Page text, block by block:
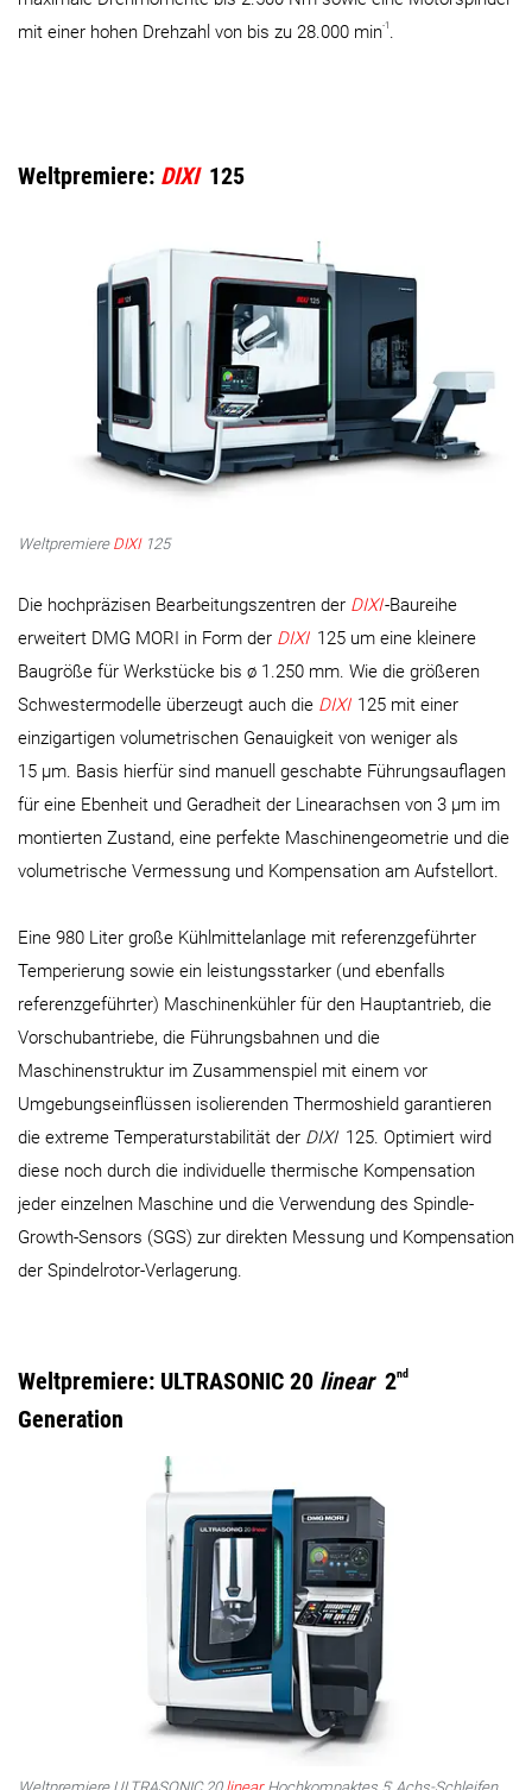
mit einer hohen Drehzahl von bis zu 28.000 min-1 .
Weltpremiere: DIXI 125
Weltpremiere DIXI 125
Die hochpräzisen Bearbeitungszentren der DIXI-Baureihe
erweitert DMG MORI in Form der DIXI 125 um eine kleinere
Baugröße für Werkstücke bis ø 1.250 mm. Wie die größeren
Schwestermodelle überzeugt auch die DIXI 125 mit einer
einzigartigen volumetrischen Genauigkeit von weniger als
15 µm. Basis hierfür sind manuell geschabte Führungsauflagen
für eine Ebenheit und Geradheit der Linearachsen von 3 µm im
montierten Zustand, eine perfekte Maschinengeometrie und die
volumetrische Vermessung und Kompensation am Aufstellort.
Eine 980 Liter große Kühlmittelanlage mit referenzgeführter
Temperierung sowie ein leistungsstarker (und ebenfalls
referenzgeführter) Maschinenkühler für den Hauptantrieb, die
Vorschubantriebe, die Führungsbahnen und die
Maschinenstruktur im Zusammenspiel mit einem vor
Umgebungseinflüssen isolierenden Thermoshield garantieren
die extreme Temperaturstabilität der DIXI 125. Optimiert wird
diese noch durch die individuelle thermische Kompensation
jeder einzelnen Maschine und die Verwendung des Spindle-
Growth-Sensors (SGS) zur direkten Messung und Kompensation
der Spindelrotor-Verlagerung.
Weltpremiere: ULTRASONIC 20 linear 2nd
Generation
-